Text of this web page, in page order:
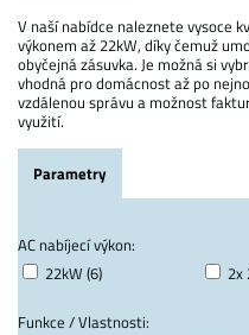
V naší nabídce naleznete vysoce
výkonem až 22kW, díky čemuž
obyčejná zásuvka. Je možná si
vhodná pro domácnost až po
vzdálenou správu a možnost
využití.
Parametry
AC nabíjecí výkon:
22kW (6)
2x
Funkce / Vlastnosti: